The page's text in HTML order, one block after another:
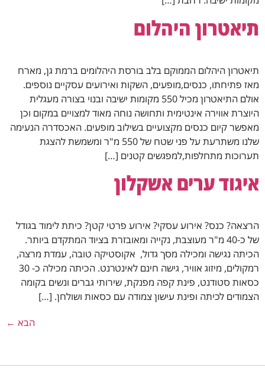
תיאטרון היהלום
תיאטרון היהלום הממוקם בלב בורסת היהלומים ברמת גן, מארח
מאז פתיחתו, כנסים,מופעים, השקות ואירועים עסקיים נוספים.
אולם התיאטרון מכיל 550 מקומות ישיבה ובנוי בצורה מעגלית
היוצרת אווירה אינטימית ותחושה נוחה מאוד למצויים במקום וכן
מאפשר קיום כנסים מקצועיים בשילוב מופעים. האכסדרה הנעימה
שלנו משתרעת על פני שטח של 550 מ"ר ומשמשת להצגת
תערוכות מתחלפות,למפגשים קטנים […]
איגוד ערים אשקלון
הרצאה? כנס? אירוע עסקי? אירוע פרטי קטן? כיתת לימוד בגודל
של כ-40 מ"ר מעוצבת, נקייה ומאובזרת בציוד המתקדם ביותר.
הכיתה נגישה ומכילה מסך גדול, אקוסטיקה טובה, עמדת מרצה,
רמקולים, מיזוג אוויר, גישה חינם לאינטרנט. הכיתה מכילה כ- 30
כסאות סטודנט, פינת קפה מפנקת, שירותי גברים ונשים בקומה
הצמודים לכיתה ופינת עישון צמודה עם כסאות ושולחן. […]
הבא ←